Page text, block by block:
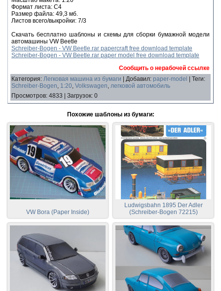
Формат листа: С4
Размер файла: 49,3 мб.
Листов всего/выкройки: 7/3
Скачать бесплатно шаблоны и схемы для сборки бумажной модели
автомашины VW Beetle
Schreiber-Bogen - VW Beetle.rar papercraft free download template
Schreiber-Bogen - VW Beetle.rar paper model free download template
Сообщить о нерабочей ссылке
Категория: Легковая машина из бумаги Добавил: paper-model Теги:
Schreiber-Bogen, 1:20, Volkswagen, легковой автомобиль
Просмотров: 4833 Загрузок: 0
Похожие шаблоны из бумаги:
VW Bora (Paper Inside)
Ludwigsbahn 1895 Der Adler
(Schreiber-Bogen 72215)